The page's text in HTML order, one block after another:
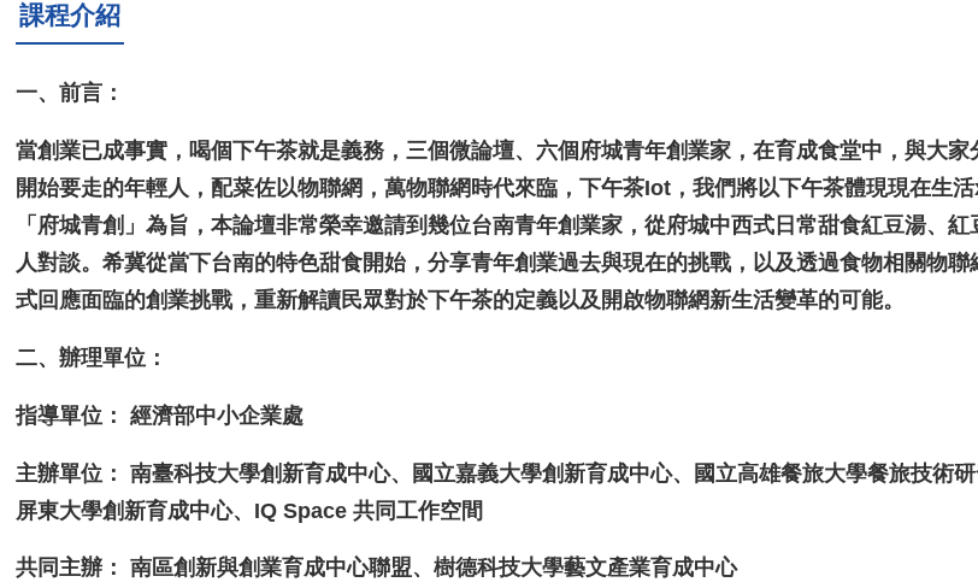
課程介紹
一、前言：
當創業已成事實，喝個下午茶就是義務，三個微論壇、六個府城青年創業家，在育成食堂中，與大
開始要走的年輕人，配菜佐以物聯網，萬物聯網時代來臨，下午茶Iot，我們將以下午茶體現現在生
「府城青創」為旨，本論壇非常榮幸邀請到幾位台南青年創業家，從府城中西式日常甜食紅豆湯、
人對談。希冀從當下台南的特色甜食開始，分享青年創業過去與現在的挑戰，以及透過食物相關
式回應面臨的創業挑戰，重新解讀民眾對於下午茶的定義以及開啟物聯網新生活變革的可能。
二、辦理單位：
指導單位： 經濟部中小企業處
主辦單位： 南臺科技大學創新育成中心、國立嘉義大學創新育成中心、國立高雄餐旅大學餐旅技術
屏東大學創新育成中心、IQ Space 共同工作空間
共同主辦： 南區創新與創業育成中心聯盟、樹德科技大學藝文產業育成中心